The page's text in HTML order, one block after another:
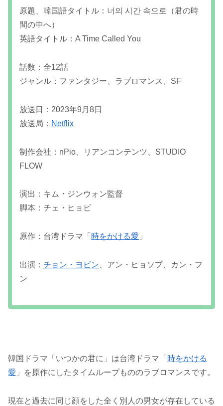
原題、韓国語タイトル：너의 시간 속으로（君の時
間の中へ）
英語タイトル：A Time Called You
話数：全12話
ジャンル：ファンタジー、ラブロマンス、SF
放送日：2023年9月8日
放送局： Netflix
制作会社：nPio、リアンコンテンツ、STUDIO
FLOW
演出：キム・ジンウォン監督
脚本：チェ・ヒョビ
原作：台湾ドラマ「 時をかける愛 」
出演： チョン・ヨビン 、アン・ヒョソプ、カン・フ
ン
韓国ドラマ「いつかの君に」は台湾ドラマ「 時をかける
愛 」を原作にしたタイムループもののラブロマンスです。
現在と過去に同じ顔をした全く別人の男女が存在している